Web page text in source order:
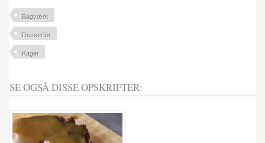
Bagværk
Desserter
Kager
SE OGSÅ DISSE OPSKRIFTER: